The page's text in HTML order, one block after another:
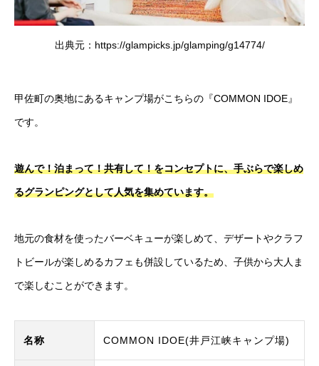
出典元：https://glampicks.jp/glamping/g14774/
甲佐町の奥地にあるキャンプ場がこちらの『COMMON IDOE』
です。
遊んで！泊まって！共有して！をコンセプトに、手ぶらで楽しめ
るグランピングとして人気を集めています。
地元の食材を使ったバーベキューが楽しめて、デザートやクラフ
トビールが楽しめるカフェも併設しているため、子供から大人ま
で楽しむことができます。
名称 COMMON IDOE(井戸江峡キャンプ場)